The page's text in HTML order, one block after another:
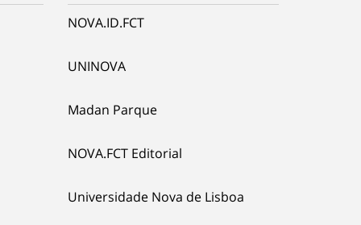
NOVA.ID.FCT
UNINOVA
Madan Parque
NOVA.FCT Editorial
Universidade Nova de Lisboa